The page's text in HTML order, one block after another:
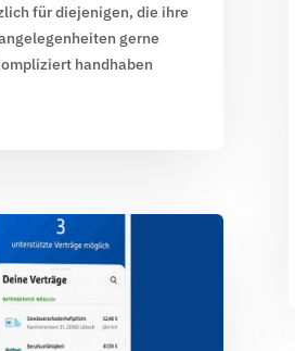
für diejenigen, die ihre
gerne
handhaben